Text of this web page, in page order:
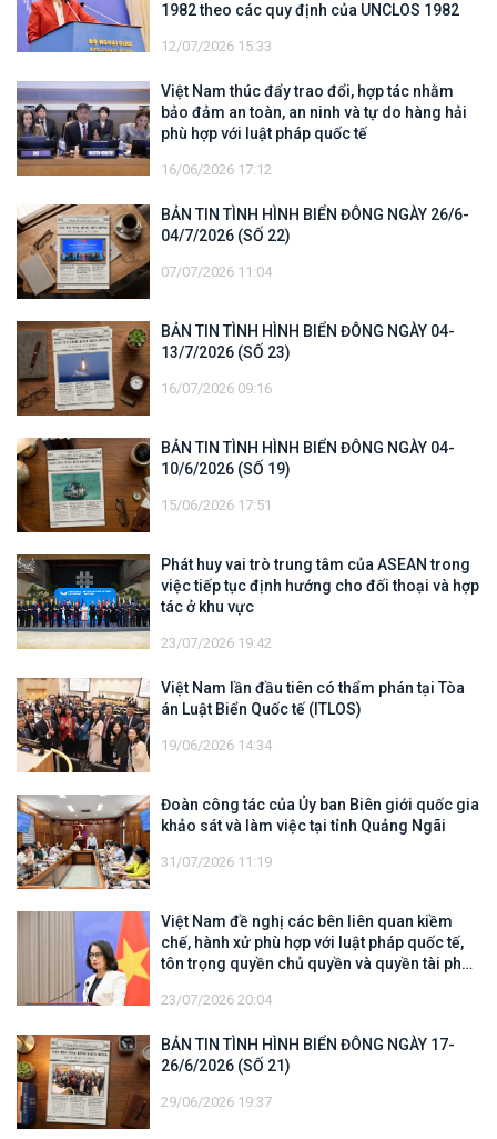
1982 theo các quy định của UNCLOS 1982
12/07/2026 15:33
Việt Nam thúc đẩy trao đổi, hợp tác nhằm
bảo đảm an toàn, an ninh và tự do hàng hải
phù hợp với luật pháp quốc tế
16/06/2026 17:12
BẢN TIN TÌNH HÌNH BIỂN ĐÔNG NGÀY 26/6-
04/7/2026 (SỐ 22)
07/07/2026 11:04
BẢN TIN TÌNH HÌNH BIỂN ĐÔNG NGÀY 04-
13/7/2026 (SỐ 23)
16/07/2026 09:16
BẢN TIN TÌNH HÌNH BIỂN ĐÔNG NGÀY 04-
10/6/2026 (SỐ 19)
15/06/2026 17:51
Phát huy vai trò trung tâm của ASEAN trong
việc tiếp tục định hướng cho đối thoại và hợp
tác ở khu vực
23/07/2026 19:42
Việt Nam lần đầu tiên có thẩm phán tại Tòa
án Luật Biển Quốc tế (ITLOS)
19/06/2026 14:34
Đoàn công tác của Ủy ban Biên giới quốc gia
khảo sát và làm việc tại tỉnh Quảng Ngãi
31/07/2026 11:19
Việt Nam đề nghị các bên liên quan kiềm
chế, hành xử phù hợp với luật pháp quốc tế,
tôn trọng quyền chủ quyền và quyền tài phán
địa của quốc gia ven biển
23/07/2026 20:04
BẢN TIN TÌNH HÌNH BIỂN ĐÔNG NGÀY 17-
26/6/2026 (SỐ 21)
29/06/2026 19:37